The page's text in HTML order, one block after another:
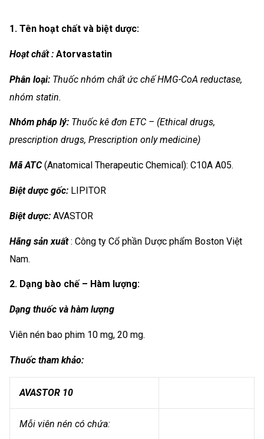
1. Tên hoạt chất và biệt dược:
Hoạt chất : Atorvastatin
Phân loại: Thuốc nhóm chất ức chế HMG-CoA reductase,
nhóm statin.
Nhóm pháp lý: Thuốc kê đơn ETC – (Ethical drugs,
prescription drugs, Prescription only medicine)
Mã ATC(Anatomical Therapeutic Chemical): C10A A05.
Biệt dược gốc: LIPITOR
Biệt dược: AVASTOR
Hãng sản xuất: Công ty Cổ phần Dược phẩm Boston Việt
Nam.
2. Dạng bào chế – Hàm lượng:
Dạng thuốc và hàm lượng
Viên nén bao phim 10 mg, 20 mg.
Thuốc tham khảo:
AVASTOR 10
Mỗi viên nén có chứa: